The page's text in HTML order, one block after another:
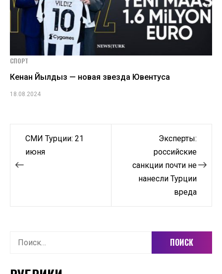
СПОРТ
Кенан Йылдыз — новая звезда Ювентуса
18.08.2024
Навигация
СМИ Турции: 21
июня
Эксперты:
российские
санкции почти не
нанесли Турции
вреда
Найти: